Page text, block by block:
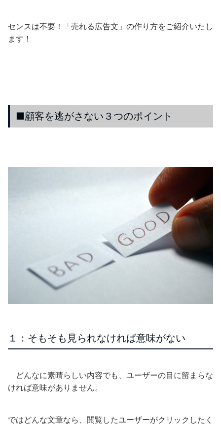
センスは不要！「売れる広告文」の作り方をご紹介いたし
ます！
■顧客を逃がさない３つのポイント
１：そもそも見られなければ意味がない
どんなに素晴らしい内容でも、ユーザーの目に留まらな
ければ意味がありません。
ではどんな文章なら、閲覧したユーザーがクリックしたく